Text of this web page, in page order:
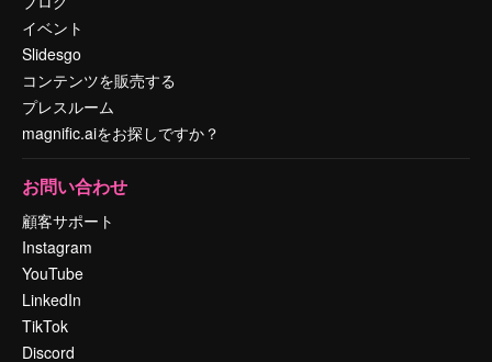
イベント
Slidesgo
コンテンツを販売する
プレスルーム
magnific.aiをお探しですか？
お問い合わせ
顧客サポート
Instagram
YouTube
LinkedIn
TikTok
Discord